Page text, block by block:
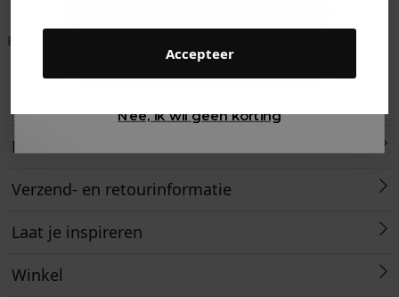
Accepteer
Betaal achteraf met
is morgen in huis!*
Retourneren
Verzend- en retourinformatie
Laat je inspireren
Winkel
Gewoon rondkijken
Nee, ik wil geen korting